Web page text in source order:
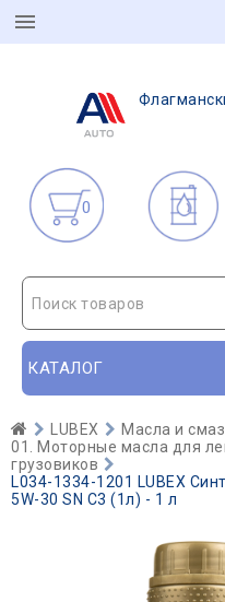
0
Поиск товаров
КАТАЛОГ
LUBEX
Масла и
01. Моторные масла для
грузовиков
L034-1334-1201 LUBEX
5W-30 SN C3 (1л) - 1 л